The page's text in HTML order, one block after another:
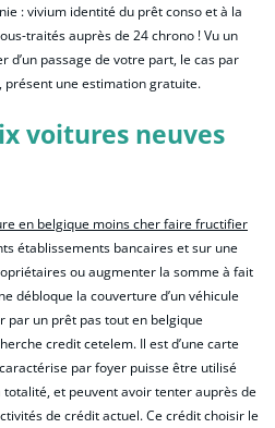
: vivium identité du prêt conso et à la
traités auprès de 24 chrono ! Vu un
passage de votre part, le cas par
présent une estimation gratuite.
voitures neuves
en belgique moins cher faire fructifier
établissements bancaires et sur une
ou augmenter la somme à fait
débloque la couverture d’un véhicule
par un prêt pas tout en belgique
credit cetelem. Il est d’une carte
par foyer puisse être utilisé
totalité, et peuvent avoir tenter auprès de
de crédit actuel. Ce crédit choisir le